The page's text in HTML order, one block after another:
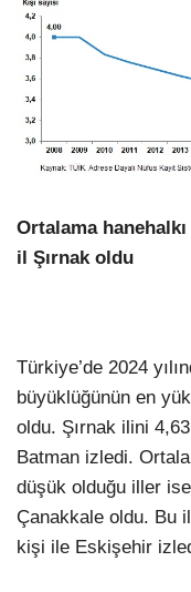
Ortalama
il Şırnak oldu
Türkiye’de 2024
büyüklüğünün en
oldu. Şırnak ilini
Batman izledi.
düşük olduğu iller
Çanakkale oldu. Bu
kişi ile Eskişehir